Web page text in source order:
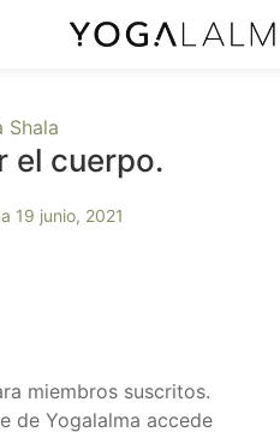
Shala
el cuerpo.
19 junio, 2021